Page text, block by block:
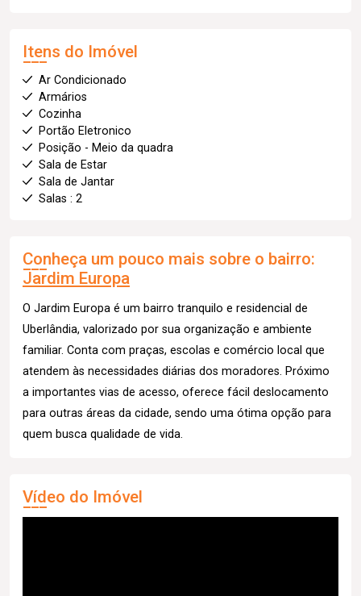
Itens do Imóvel
Ar Condicionado
Armários
Cozinha
Portão Eletronico
Posição - Meio da quadra
Sala de Estar
Sala de Jantar
Salas : 2
Conheça um pouco mais sobre o bairro:
Jardim Europa
O Jardim Europa é um bairro tranquilo e residencial de
Uberlândia, valorizado por sua organização e ambiente
familiar. Conta com praças, escolas e comércio local que
atendem às necessidades diárias dos moradores. Próximo
a importantes vias de acesso, oferece fácil deslocamento
para outras áreas da cidade, sendo uma ótima opção para
quem busca qualidade de vida.
Vídeo do Imóvel